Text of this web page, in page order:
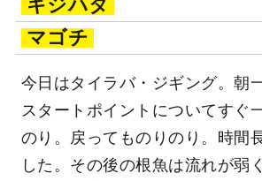
キジハタ
マゴチ
今日はタイラバ・ジギング。朝
スタートポイントについてすぐ
のり。戻ってものりのり。時間
した。その後の根魚は流れが弱